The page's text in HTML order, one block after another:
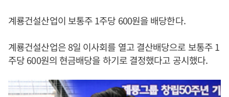
계룡건설산업이 보통주 1주당 600원을 배당한다.
계룡건설산업은 8일 이사회를 열고 결산배당으로 보통주 1
주당 600원의 현금배당을 하기로 결정했다고 공시했다.